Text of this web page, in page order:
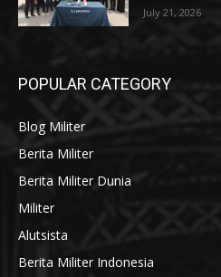
July 21, 2026
POPULAR CATEGORY
Blog Militer
Berita Militer
Berita Militer Dunia
Militer
Alutsista
Berita Militer Indonesia